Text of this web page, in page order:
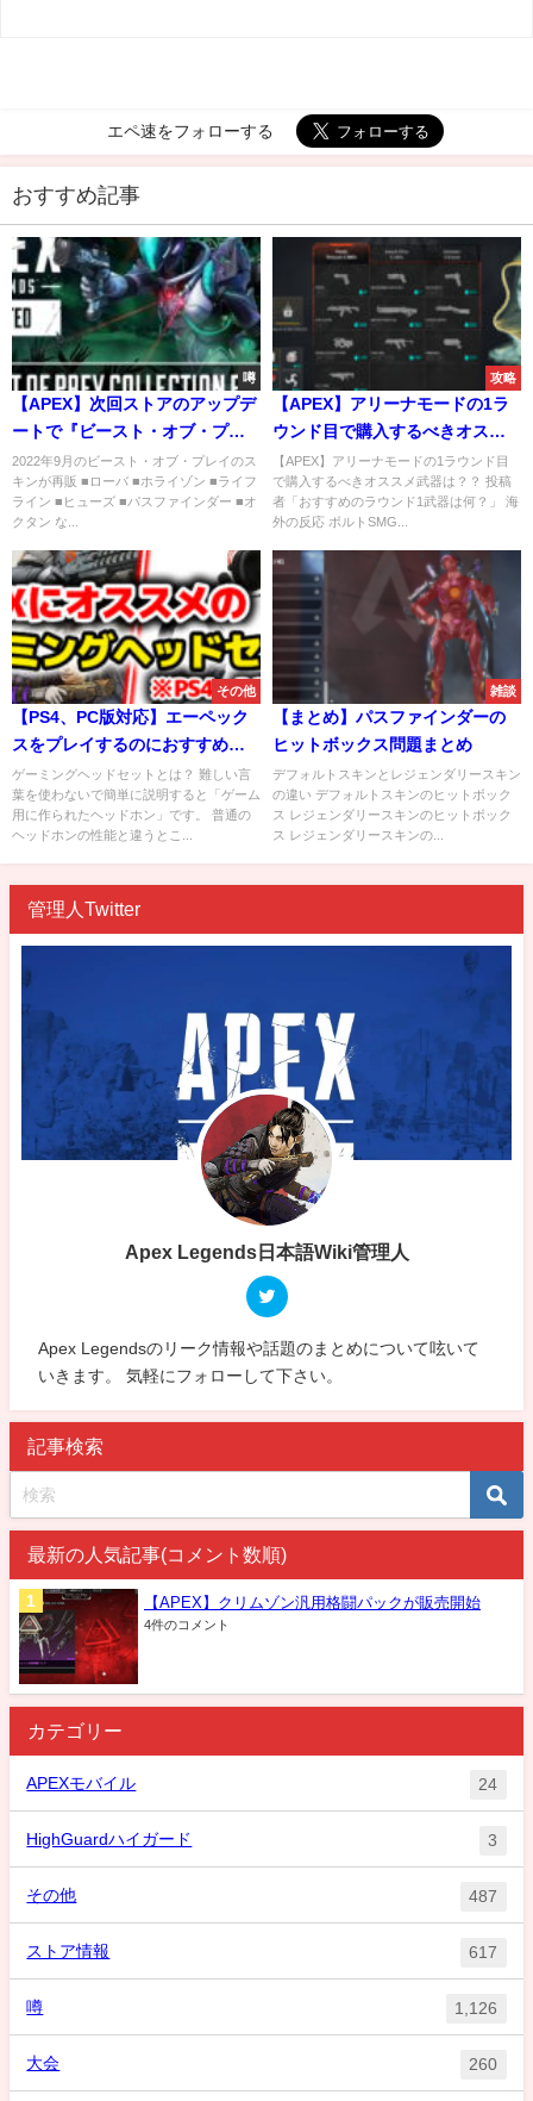
エペ速をフォローする
おすすめ記事
噂
【APEX】次回ストアのアップデ
ートで『ビースト・オブ・プレ
イ』アイテム再販
2022年9月のビースト・オブ・プレイのス
キンが再販 ■ローバ ■ホライゾン ■ライフ
ライン ■ヒューズ ■パスファインダー ■オ
クタン な...
攻略
【APEX】アリーナモードの1ラ
ウンド目で購入するべきオスス
メ武器は？？
【APEX】アリーナモードの1ラウンド目
で購入するべきオススメ武器は？？ 投稿
者「おすすめのラウンド1武器は何？」 海
外の反応 ボルトSMG...
その他
【PS4、PC版対応】エーペック
スをプレイするのにおすすめの
ゲーミングヘッドセット
TOP3！！
ゲーミングヘッドセットとは？ 難しい言
葉を使わないで簡単に説明すると「ゲーム
用に作られたヘッドホン」です。 普通の
ヘッドホンの性能と違うとこ...
雑談
【まとめ】パスファインダーの
ヒットボックス問題まとめ
デフォルトスキンとレジェンダリースキン
の違い デフォルトスキンのヒットボック
ス レジェンダリースキンのヒットボック
ス レジェンダリースキンの...
管理人Twitter
Apex Legends日本語Wiki管理人
Apex Legendsのリーク情報や話題のまとめについて呟いて
いきます。 気軽にフォローして下さい。
記事検索
最新の人気記事(コメント数順)
【APEX】クリムゾン汎用格闘パックが販売開始
4件のコメント
カテゴリー
APEXモバイル 24
HighGuardハイガード 3
その他 487
ストア情報 617
噂 1,126
大会 260